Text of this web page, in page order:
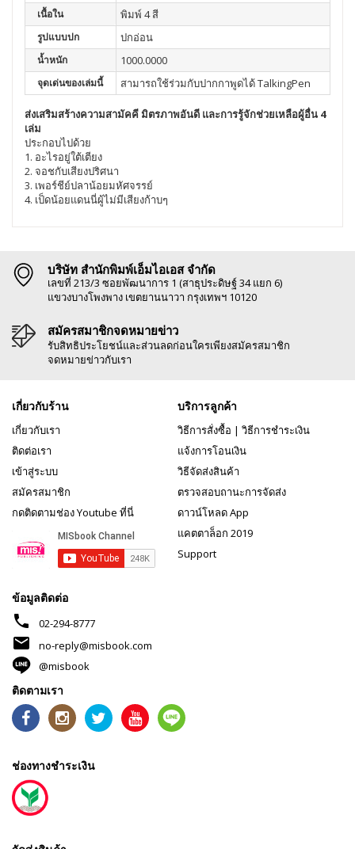
เนื้อใน พิมพ์ 4 สี
รูปแบบปก ปกอ่อน
น้ำหนัก 1000.0000
จุดเด่นของเล่มนี้ สามารถใช้ร่วมกับปากกาพูดได้ TalkingPen
ส่งเสริมสร้างความสามัคคี มิตรภาพอันดี และการรู้จักช่วยเหลือผู้อื่น 4
เล่ม
ประกอบไปด้วย
1. อะไรอยู่ใต้เตียง
2. จอชกับเสียงปริศนา
3. เพอร์ชีย์ปลาน้อยมหัศจรรย์
4. เป็ดน้อยแดนนี่ผู้ไม่มีเสียงก้าบๆ
บริษัท สำนักพิมพ์เอ็มไอเอส จำกัด
เลขที่ 213/3 ซอยพัฒนาการ 1 (สาธุประดิษฐ์ 34 แยก 6)
แขวงบางโพงพาง เขตยานนาวา กรุงเทพฯ 10120
สมัครสมาชิกจดหมายข่าว
รับสิทธิประโยชน์และส่วนลดก่อนใครเพียงสมัครสมาชิก
จดหมายข่าวกับเรา
เกี่ยวกับร้าน
เกี่ยวกับเรา
ติดต่อเรา
เข้าสู่ระบบ
สมัครสมาชิก
กดติดตามช่อง Youtube ที่นี่
บริการลูกค้า
วิธีการสั่งซื้อ | วิธีการชำระเงิน
แจ้งการโอนเงิน
วิธีจัดส่งสินค้า
ตรวจสอบถานะการจัดส่ง
ดาวน์โหลด App
แคตตาล็อก 2019
Support
ข้อมูลติดต่อ
phone 02-294-8777
mail
no-reply@misbook.com
@misbook
ติดตามเรา
ช่องทางชำระเงิน